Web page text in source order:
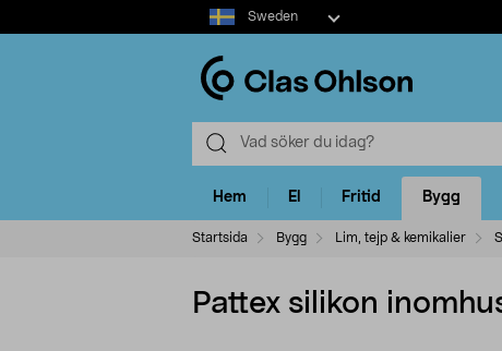
Select
market
Sweden
Hem El Fritid Bygg
Startsida Bygg Lim, tejp & kemikalier
Pattex silikon